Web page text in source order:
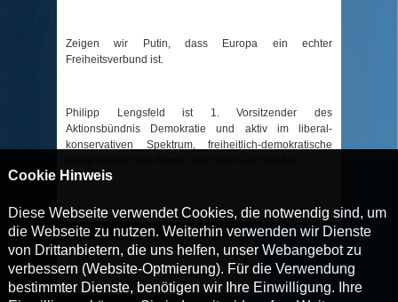
Cookie Hinweis
Diese Webseite verwendet Cookies, die notwendig sind, um
die Webseite zu nutzen. Weiterhin verwenden wir Dienste
von Drittanbietern, die uns helfen, unser Webangebot zu
verbessern (Website-Optmierung). Für die Verwendung
bestimmter Dienste, benötigen wir Ihre Einwilligung. Ihre
Zeigen wir Putin, dass Europa ein echter
Freiheitsverbund ist.
Philipp Lengsfeld ist 1. Vorsitzender des
Aktionsbündnis Demokratie und aktiv im liberal-
konservativen Spektrum, freiheitlich-demokratische
Twitter
Tweets von @PLengsfeld